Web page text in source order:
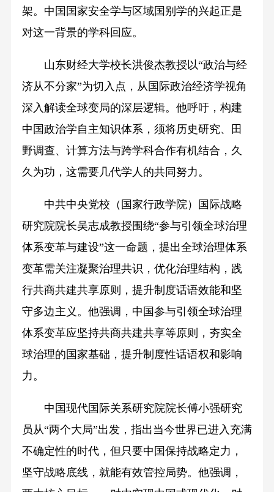
架。中国国家安全学与区域国别学的兴起正是
对这一背景的学科回应。
山东财经大学校长洪俊杰教授以“政治与经
济从不分家”为切入点，从国际政治经济学视角
深入解读全球变局的深层逻辑。他呼吁，构建
中国政治学自主知识体系，须将历史研究、田
野调查、计算方法与跨学科合作有机结合，久
久为功，这需要几代学人的共同努力。
中共中央党校（国家行政学院）国际战略
研究院院长吴志成教授围绕“参与引领全球治理
体系变革与建设”这一命题，提出全球治理体系
变革需关注凝聚治理共识，优化治理结构，践
行共商共建共享原则，提升制度话语效能和坚
守多边主义。他强调，中国参与引领全球治理
体系变革应坚持共商共建共享等原则，夯实全
球治理的国家基础，提升制度性话语权和影响
力。
中国现代国际关系研究院院长傅小强研究
员从“两个大局”出发，指出当今世界已进入充满
不确定性的时代，但只要中国保持战略定力，
坚守战略底线，就能有效管控局势。他强调，